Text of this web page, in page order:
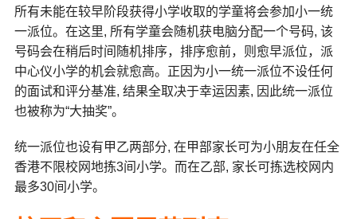
所有未能在较早阶段获得小学收取的学童将会参加小一统
一派位。在这里, 所有学童会随机获电脑分配一个号码, 该
号码会在稍后时间随机排序，排序愈前，则愈早派位，派
中心仪小学的机会就愈高。正因为小一统一派位不设任何
的面试和评分基准, 结果全取决于幸运因素, 因此统一派位
也被称为“大抽奖”。
统一派位也设有甲乙两部分, 在甲部家长可为小朋友在任全
香港不限校网地拣3间小学。而在乙部, 家长可拣选校网内
最多30间小学。